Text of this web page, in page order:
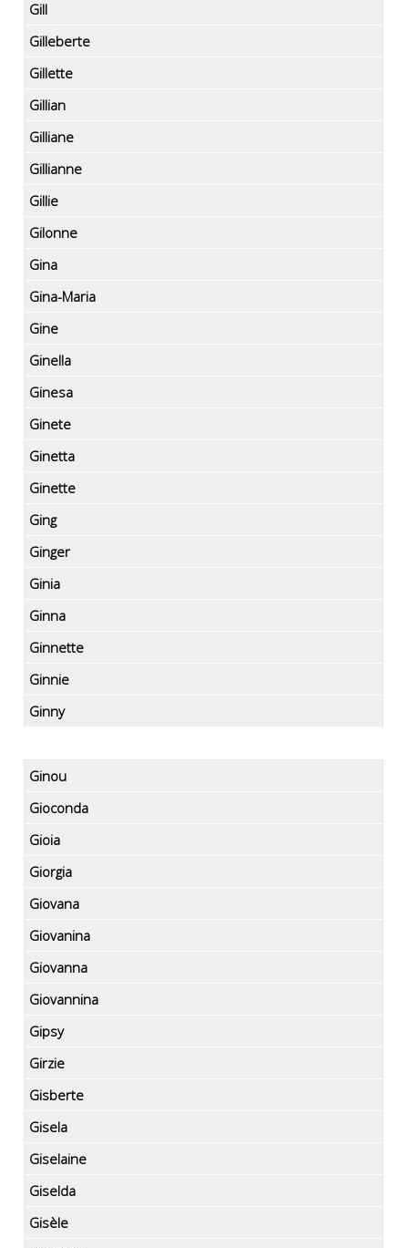
Gill
Gilleberte
Gillette
Gillian
Gilliane
Gillianne
Gillie
Gilonne
Gina
Gina-Maria
Gine
Ginella
Ginesa
Ginete
Ginetta
Ginette
Ging
Ginger
Ginia
Ginna
Ginnette
Ginnie
Ginny
Ginou
Gioconda
Gioia
Giorgia
Giovana
Giovanina
Giovanna
Giovannina
Gipsy
Girzie
Gisberte
Gisela
Giselaine
Giselda
Gisèle